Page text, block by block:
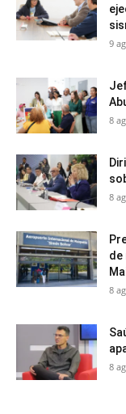
9
8
8
de
8
8